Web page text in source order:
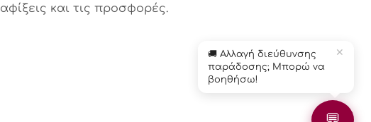
αφίξεις και τις προσφορές.
✕
🚚 Αλλαγή διεύθυνσης
παράδοσης; Μπορώ να
βοηθήσω!